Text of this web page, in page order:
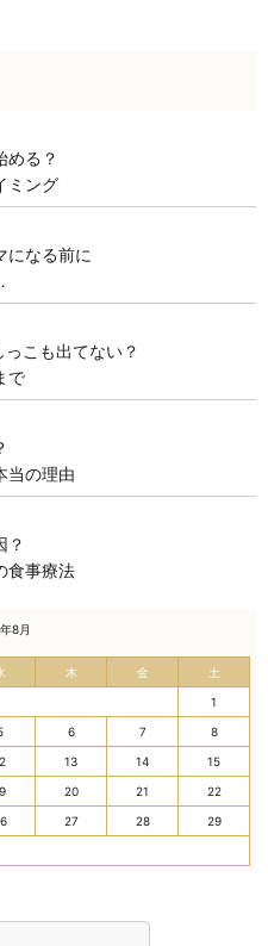
める？
ミング
になる前に
こも出てない？
で
当の理由
？
食事療法
8月
木 金 土
1
6 7 8
13 14 15
20 21 22
27 28 29